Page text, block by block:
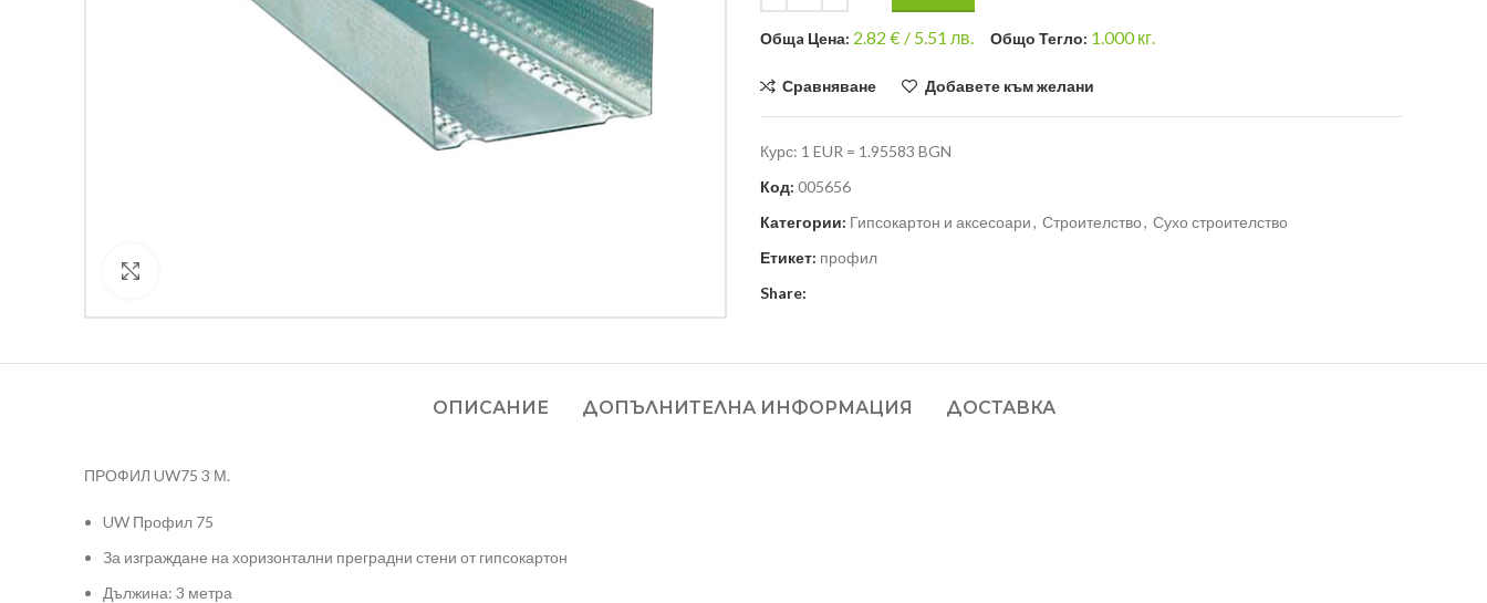
Общa Цена: 2.82 € / 5.51 лв. Общо Тегло: 1.000кг.
Сравняване Добавете към желани
Курс: 1 EUR = 1.95583 BGN
Код: 005656
Категории: Гипсокартон и аксесоари, Строителство, Сухо строителство
Етикет: профил
Share:
ОПИСАНИЕ ДОПЪЛНИТЕЛНА ИНФОРМАЦИЯ ДОСТАВКА
ПРОФИЛ UW75 3 М.
UW Профил 75
За изграждане на хоризонтални преградни стени от гипсокартон
Дължина: 3 метра